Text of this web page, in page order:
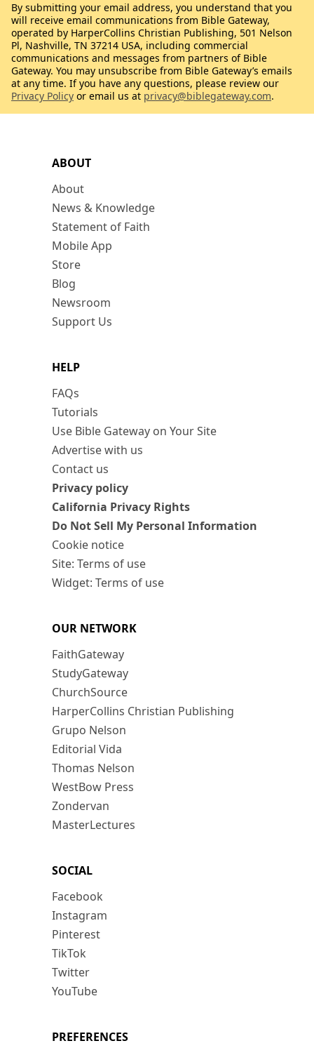
ABOUT
About
News & Knowledge
Statement of Faith
Mobile App
Store
Blog
Newsroom
Support Us
HELP
FAQs
Tutorials
Use Bible Gateway on Your Site
Advertise with us
Contact us
Privacy policy
California Privacy Rights
Do Not Sell My Personal Information
Cookie notice
Site: Terms of use
Widget: Terms of use
OUR NETWORK
FaithGateway
StudyGateway
ChurchSource
HarperCollins Christian Publishing
Grupo Nelson
Editorial Vida
Thomas Nelson
WestBow Press
Zondervan
MasterLectures
SOCIAL
Facebook
Instagram
Pinterest
TikTok
Twitter
YouTube
PREFERENCES
By submitting your email address, you understand that you
will receive email communications from Bible Gateway,
operated by HarperCollins Christian Publishing, 501 Nelson
Pl, Nashville, TN 37214 USA, including commercial
communications and messages from partners of Bible
Gateway. You may unsubscribe from Bible Gateway’s emails
at any time. If you have any questions, please review our
Privacy Policy or email us at privacy@biblegateway.com.